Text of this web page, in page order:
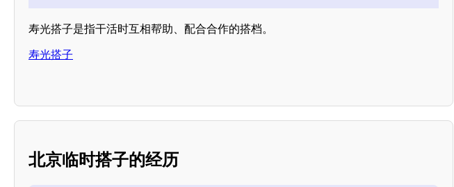
寿光搭子是指干活时互相帮助、配合合作的搭档。
寿光搭子
北京临时搭子的经历